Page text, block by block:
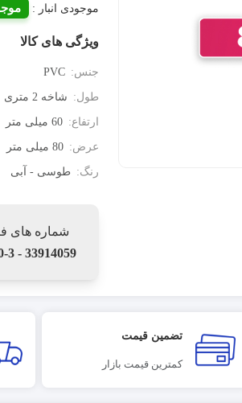
موجودی انبار :
ویژگی های کالا
جنس: PVC
طول: شاخه 2 متری
ارتفاع: 60 میلی متر
عرض: 80 میلی متر
رنگ: طوسی - آبی
شماره های
33914059 - 33999160-3
تضمین قیمت
کمترین قیمت بازار